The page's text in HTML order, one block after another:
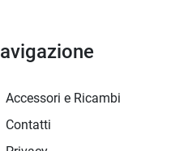
Navigazione
Accessori e Ricambi
Contatti